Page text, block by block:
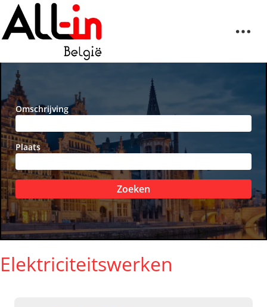
Omschrijving
Plaats
Zoeken
Elektriciteitswerken